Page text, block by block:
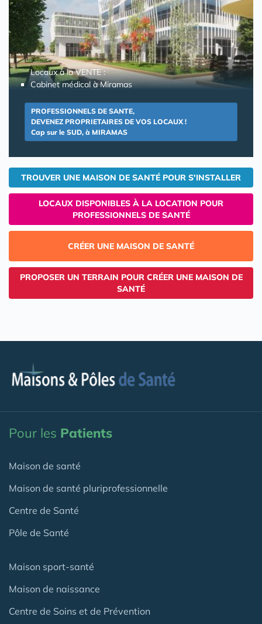
Locaux à la VENTE :
Cabinet médical à Miramas
PROFESSIONNELS DE SANTE,
DEVENEZ PROPRIETAIRES DE VOS LOCAUX !
Cap sur le SUD, à MIRAMAS
TROUVER UNE MAISON DE SANTÉ POUR S'INSTALLER
LOCAUX DISPONIBLES À LA LOCATION POUR
PROFESSIONNELS DE SANTÉ
CRÉER UNE MAISON DE SANTÉ
PROPOSER UN TERRAIN POUR CRÉER UNE MAISON DE
SANTÉ
Pour les Patients
Maison de santé
Maison de santé pluriprofessionnelle
Centre de Santé
Pôle de Santé
Maison sport-santé
Maison de naissance
Centre de Soins et de Prévention